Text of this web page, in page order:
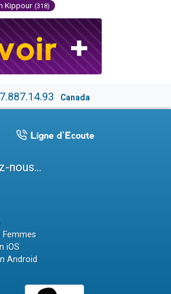
Kippour (318)
Canada
nous...
Femmes
iOS
Android